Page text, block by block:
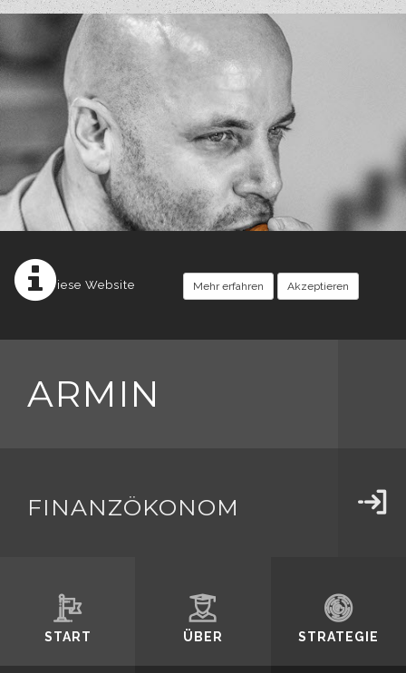
ARMIN
SCHMIDT
FINANZÖKONOM
FINANZFACHWIRT
START ÜBER STRATEGIE
Diese Website
setzt Cookies ein.
Durch weiteres
Surfen erklären
Mehr erfahren Akzeptieren